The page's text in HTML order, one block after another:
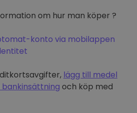
om hur man köper ?
konto via mobilappen
lägg till medel
och köp med